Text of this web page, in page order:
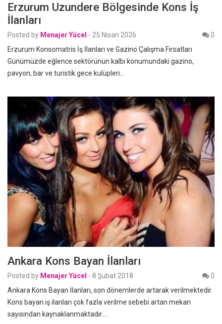
Erzurum Uzundere Bölgesinde Kons İş
İlanları
Posted by Menajer Yücel - 25 Nisan 2026
0
Erzurum Konsomatris İş İlanları ve Gazino Çalışma Fırsatları
Günümüzde eğlence sektörünün kalbi konumundaki gazino,
pavyon, bar ve turistik gece kulüpleri…
Ankara Kons Bayan İlanları
Posted by Menajer Yücel - 8 Şubat 2018
0
Ankara Kons Bayan İlanları, son dönemlerde artarak verilmektedir.
Kons bayan iş ilanları çok fazla verilme sebebi artan mekan
sayısından kaynaklanmaktadır.…